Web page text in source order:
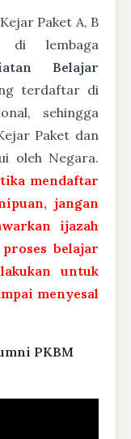
Paket A, B
lembaga
Belajar
terdaftar di
sehingga
Paket dan
oleh Negara.
mendaftar
jangan
ijazah
belajar
untuk
menyesal
PKBM